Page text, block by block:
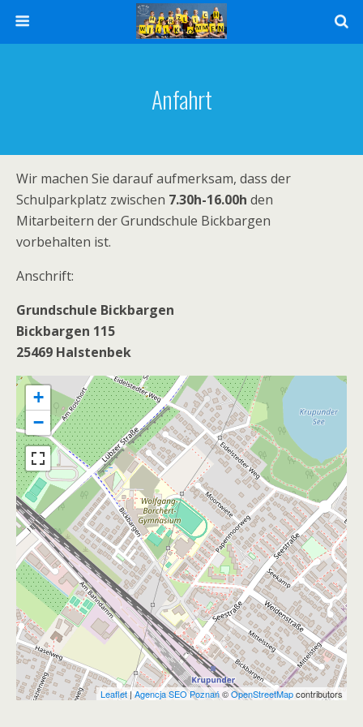
Anfahrt
Wir machen Sie darauf aufmerksam, dass der
Schulparkplatz zwischen 7.30h-16.00h den
Mitarbeitern der Grundschule Bickbargen
vorbehalten ist.
Anschrift:
Grundschule Bickbargen
Bickbargen 115
25469 Halstenbek
+
−
Leaflet|Agencja SEO Poznań©OpenStreetMapcontributors